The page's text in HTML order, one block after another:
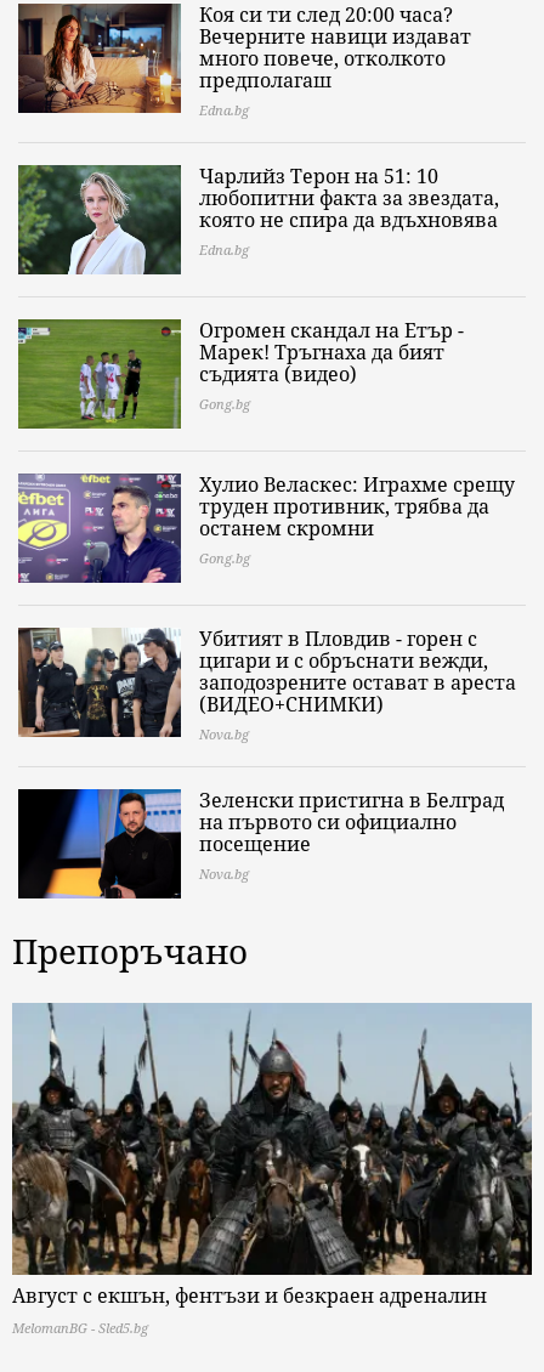
Коя си ти след 20:00 часа?
Вечерните навици издават
много повече, отколкото
предполагаш
Edna.bg
Чарлийз Терон на 51: 10
любопитни факта за звездата,
която не спира да вдъхновява
Edna.bg
Огромен скандал на Етър -
Марек! Тръгнаха да бият
съдията (видео)
Gong.bg
Хулио Веласкес: Играхме срещу
труден противник, трябва да
останем скромни
Gong.bg
Убитият в Пловдив - горен с
цигари и с обръснати вежди,
заподозрените остават в ареста
(ВИДЕО+СНИМКИ)
Nova.bg
Зеленски пристигна в Белград
на първото си официално
посещение
Nova.bg
Препоръчано
Август с екшън, фентъзи и безкраен адреналин
MelomanBG - Sled5.bg